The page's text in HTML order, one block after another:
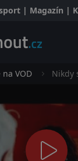
| Magazín |
VOD Nikdy